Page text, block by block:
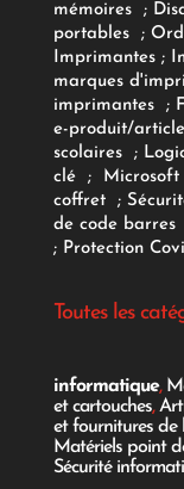
mémoires
;
portables
;
Imprimantes;
marques
imprimantes
; F
e-produit/
scolaires;
clé
; Microsoft
coffret ;
de code barres
; Protection
Toutes les
informatique,
et cartouches,
et fournitures de
Matériels point
Sécurité